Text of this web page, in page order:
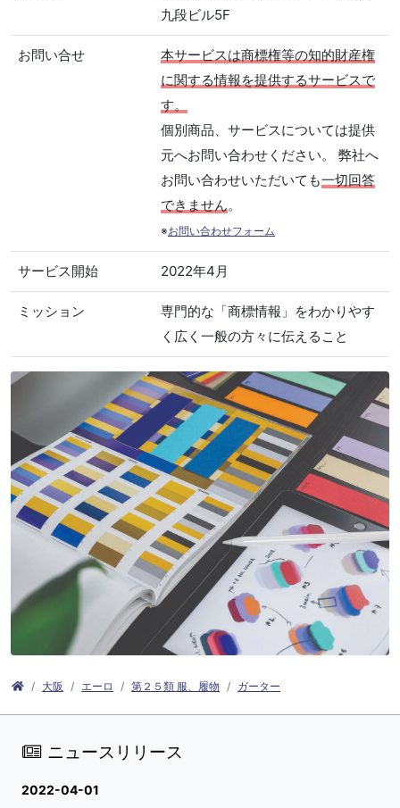
九段ビル5F
お問い合せ
本サービスは商標権等の知的財産権
に関する情報を提供するサービスで
す。
個別商品、サービスについては提供
元へお問い合わせください。 弊社へ
お問い合わせいただいても一切回答
できません。
※お問い合わせフォーム
サービス開始 2022年4月
ミッション
専門的な「商標情報」をわかりやす
く広く一般の方々に伝えること
大阪 エーロ 第２５類 服、履物 ガーター
ニュースリリース
2022-04-01